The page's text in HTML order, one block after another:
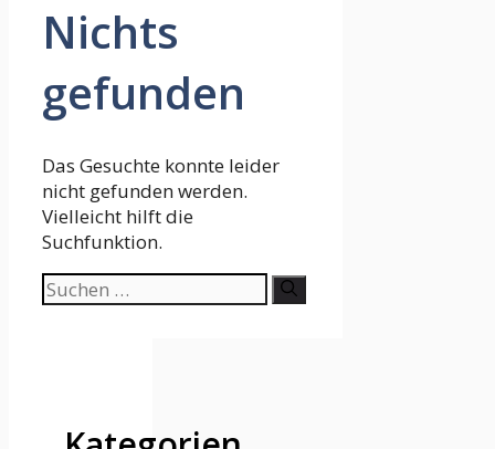
Nichts
gefunden
Das Gesuchte konnte leider
nicht gefunden werden.
Vielleicht hilft die
Suchfunktion.
Suchen
nach: